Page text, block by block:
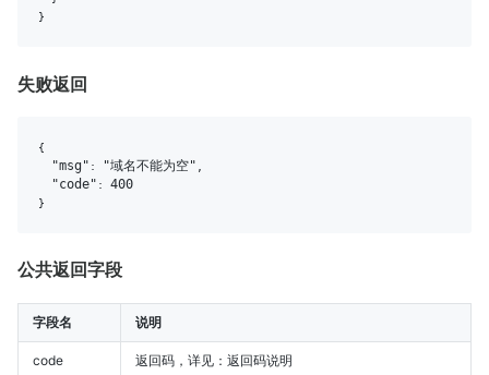
失败返回
{
"msg" : "域名不能为空"
"code" : 400
公共返回字段
字段名 说明
code 返回码，详见：返回码说明